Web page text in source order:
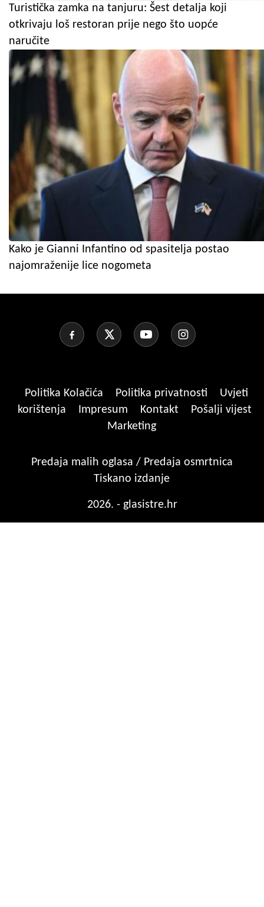
Turistička zamka na tanjuru: Šest detalja koji
otkrivaju loš restoran prije nego što uopće
naručite
Kako je Gianni Infantino od spasitelja postao
najomraženije lice nogometa
Politika Kolačića Politika privatnosti
Uvjeti
korištenja
Impresum Kontakt
Pošalji vijest
Marketing
Predaja malih oglasa / Predaja osmrtnica
Tiskano izdanje
2026. - glasistre.hr